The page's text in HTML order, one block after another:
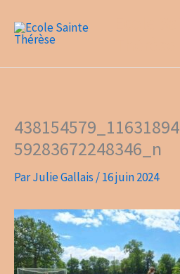
contenu
59283672248346_n
ParJulie Gallais /16 juin 2024